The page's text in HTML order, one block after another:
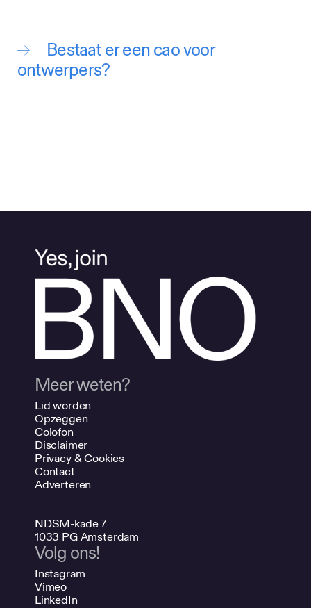
Bestaat er een cao voor
ontwerpers?
Meer weten?
Lid worden
Opzeggen
Colofon
Disclaimer
Privacy & Cookies
Contact
Adverteren
NDSM-kade 7
1033 PG Amsterdam
Volg ons!
Instagram
Vimeo
LinkedIn